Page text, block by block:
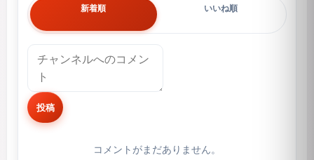
新着順 いいね順
投稿
コメントがまだありません。